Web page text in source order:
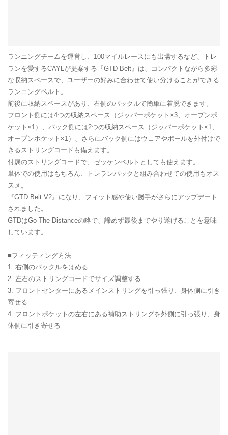
ランニングチームを運営し、100マイルレースにも出場するなど、トレ
ランを愛するCAYLが提案する『GTD Belt』は、コンパクトながら多彩
な収納スペースで、ユーザーの好みに合わせて使い分けることができる
ランニングベルト。
前後に収納スペースがあり、右側のバックルで簡単に着脱できます。
フロント側には4つの収納スペース（ジッパーポケット×3、オープンポ
ケット×1）、バック側には2つの収納スペース（ジッパーポケット×1、
オープンポケット×1）、さらにバック側にはウェアやポールを外付けで
きるストリングコードも備えます。
付属のストリングコードで、ゼッケンベルトとしても使えます。
単体での使用はもちろん、トレランパックと組み合わせての使用もオス
スメ。
『GTD Belt V2』になり、フィット感や使い勝手がさらにアップデート
されました。
GTDはGo The Distanceの略で、諦めず最後までやり遂げることを意味
しています。
■フィッティング方法
1. 右側のバックルをはめる
2. 左右のストリングコードでサイズ調整する
3. フロントセンターにあるメインストリングを引っ張り、身体側に引き
寄せる
4. フロントポケットの左右にある補助ストリングを外側に引っ張り、身
体側に引き寄せる